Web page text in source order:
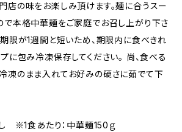
店の味をお楽しみ頂けます。麺に合うスー
で本格中華麺をご家庭でお召し上がり下さ
限が1週間と短いため、期限内に食べきれ
に包み冷凍保存してください。 尚、食べる
凍のまま入れてお好みの硬さに茹でて下
※1食あたり：中華麺150ｇ